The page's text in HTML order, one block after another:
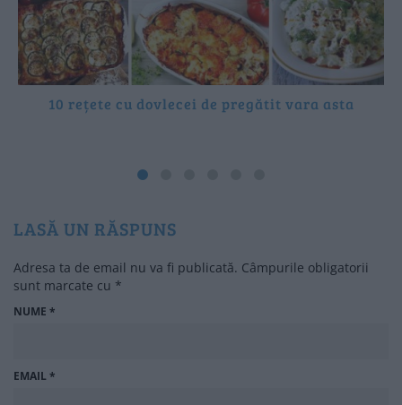
10 rețete cu dovlecei de pregătit vara asta
LASĂ UN RĂSPUNS
Adresa ta de email nu va fi publicată. Câmpurile obligatorii
sunt marcate cu *
NUME *
EMAIL*